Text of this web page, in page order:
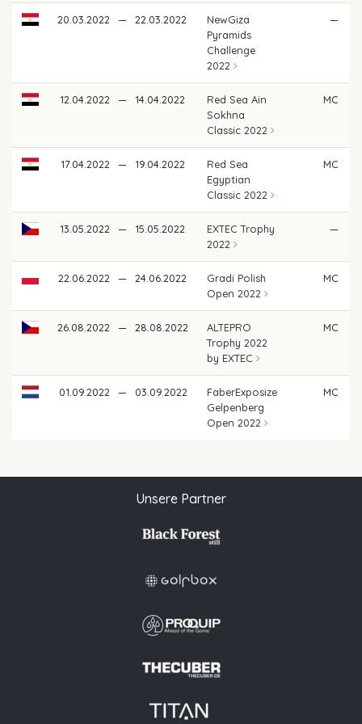
20.03.2022 — 22.03.2022
NewGiza
Pyramids
Challenge
2022
—
12.04.2022 — 14.04.2022
Red Sea Ain
Sokhna
Classic 2022
MC
17.04.2022 — 19.04.2022
Red Sea
Egyptian
Classic 2022
MC
13.05.2022 — 15.05.2022
EXTEC Trophy
2022
—
22.06.2022 — 24.06.2022
Gradi Polish
Open 2022
MC
26.08.2022 — 28.08.2022
ALTEPRO
Trophy 2022
by EXTEC
MC
01.09.2022 — 03.09.2022
FaberExposize
Gelpenberg
Open 2022
MC
Unsere Partner